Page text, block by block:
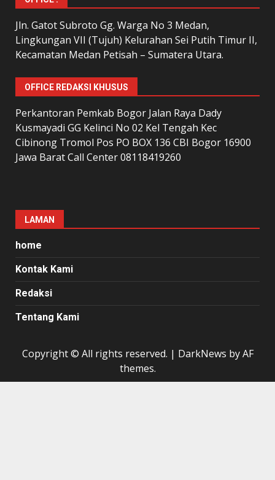
Jln. Gatot Subroto Gg. Warga No 3 Medan,
Lingkungan VII (Tujuh) Kelurahan Sei Putih Timur II,
Kecamatan Medan Petisah – Sumatera Utara.
OFFICE REDAKSI KHUSUS
Perkantoran Pemkab Bogor Jalan Raya Dady
Kusmayadi GG Kelinci No 02 Kel Tengah Kec
Cibinong Tromol Pos PO BOX 136 CBI Bogor 16900
Jawa Barat Call Center 08118419260
LAMAN
home
Kontak Kami
Redaksi
Tentang Kami
Copyright © All rights reserved. | DarkNews by AF
themes.